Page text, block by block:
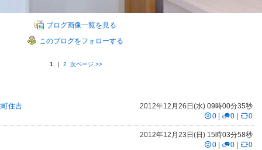
ブログ画像一覧を見る
このブログをフォローする
1 | 2 次ページ >>
住吉
2012年12月26日(水) 09時00分35秒
0
0 0
2012年12月23日(日) 15時03分58秒
0
0 0